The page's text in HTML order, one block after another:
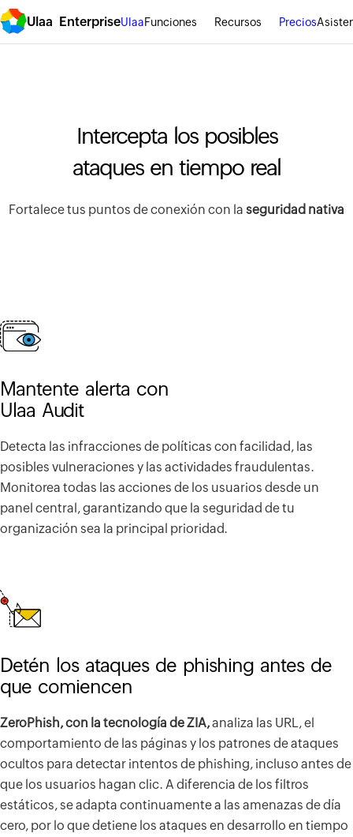
Ulaa EnterpriseUlaaFunciones Recursos Precios
Intercepta los posibles
ataques en tiempo real
Fortalece tus puntos de conexión con la seguridad nativa
Mantente alerta con
Ulaa Audit
Detecta las infracciones de políticas con facilidad, las
posibles vulneraciones y las actividades fraudulentas.
Monitorea todas las acciones de los usuarios desde un
panel central, garantizando que la seguridad de tu
organización sea la principal prioridad.
Detén los ataques de phishing antes de
que comiencen
ZeroPhish, con la tecnología de ZIA,analiza las URL, el
comportamiento de las páginas y los patrones de ataques
ocultos para detectar intentos de phishing, incluso antes de
que los usuarios hagan clic. A diferencia de los filtros
estáticos, se adapta continuamente a las amenazas de día
cero, por lo que detiene los ataques en desarrollo en tiempo